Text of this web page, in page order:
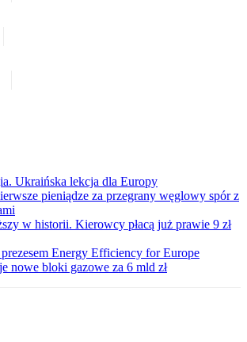
Ukraińska lekcja dla Europy
pieniądze za przegrany węglowy spór z
w historii. Kierowcy płacą już prawie 9 zł
Energy Efficiency for Europe
nowe bloki gazowe za 6 mld zł